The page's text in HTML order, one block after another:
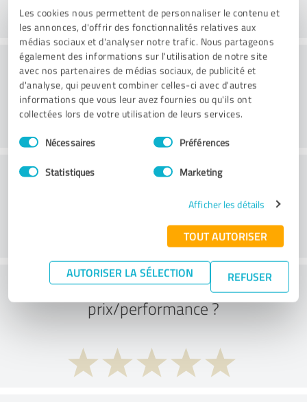
Les cookies nous permettent de personnaliser le contenu et
les annonces, d'offrir des fonctionnalités relatives aux
médias sociaux et d'analyser notre trafic. Nous partageons
également des informations sur l'utilisation de notre site
avec nos partenaires de médias sociaux, de publicité et
d'analyse, qui peuvent combiner celles-ci avec d'autres
informations que vous leur avez fournies ou qu'ils ont
collectées lors de votre utilisation de leurs services.
Sélection
du
Nécessaires Préférences
Statistiques Marketing
Afficher les détails
TOUT AUTORISER
AUTORISER LA SÉLECTION REFUSER
Conseil
Service à la clientèle
Que pensez-vous du rapport
prix/performance ?